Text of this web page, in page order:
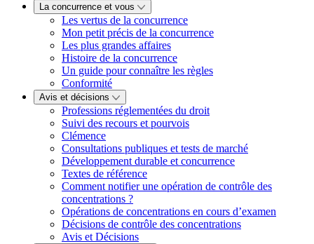
La concurrence et vous
Les vertus de la concurrence
Mon petit précis de la concurrence
Les plus grandes affaires
Histoire de la concurrence
Un guide pour connaître les règles
Conformité
Avis et décisions
Professions réglementées du droit
Suivi des recours et pourvois
Clémence
Consultations publiques et tests de marché
Développement durable et concurrence
Textes de référence
Comment notifier une opération de contrôle des
concentrations ?
Opérations de concentrations en cours d’examen
Décisions de contrôle des concentrations
Avis et Décisions